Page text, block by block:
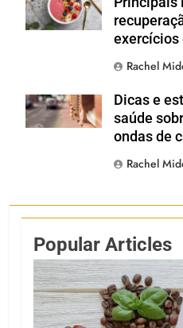
Shutterstock
exercícios
Rachel
Shutterstock
Dicas e
saúde
ondas de
Rachel
Popular Articles